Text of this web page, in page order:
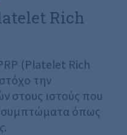
Rich
(Platelet Rich
την
στους ιστούς που
συμπτώματα όπως
.